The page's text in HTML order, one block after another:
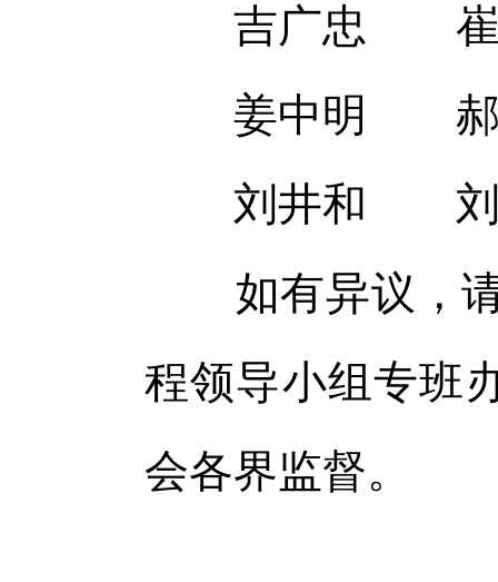
吉广忠 崔
姜中明 郝
刘井和
如有异议，请
程领导小组专班
会各界监督。